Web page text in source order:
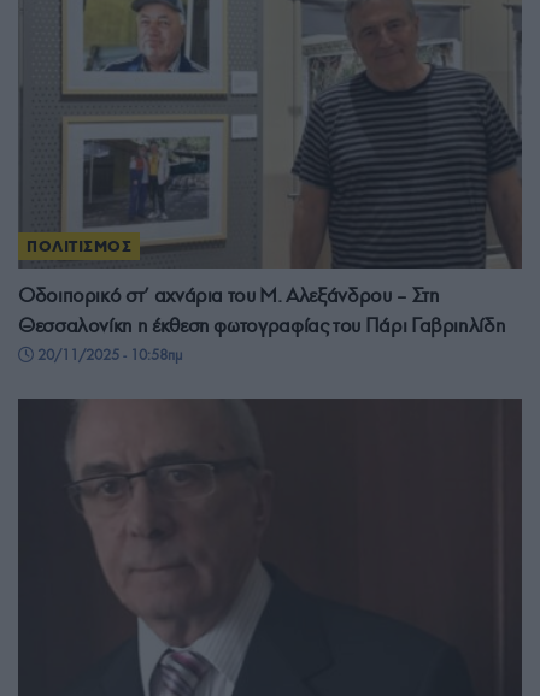
ΠΟΛΙΤΙΣΜΟΣ
Οδοιπορικό στ’ αχνάρια του Μ. Αλεξάνδρου – Στη
Θεσσαλονίκη η έκθεση φωτογραφίας του Πάρι Γαβριηλίδη
20/11/2025 - 10:58πμ